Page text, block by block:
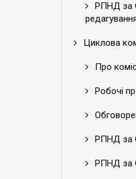
РПНД за
Циклова
Про
Робочі
РПНД за
РПНД за